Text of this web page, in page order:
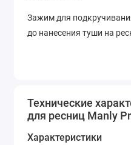
Зажим для
до нанесения туши на
Технические
для ресниц Manly
Характеристики